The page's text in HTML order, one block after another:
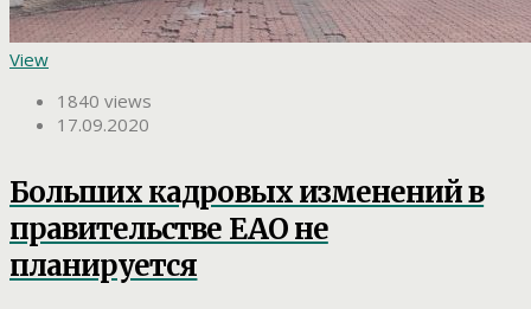
View
1840 views
17.09.2020
Больших кадровых изменений в
правительстве ЕАО не
планируется